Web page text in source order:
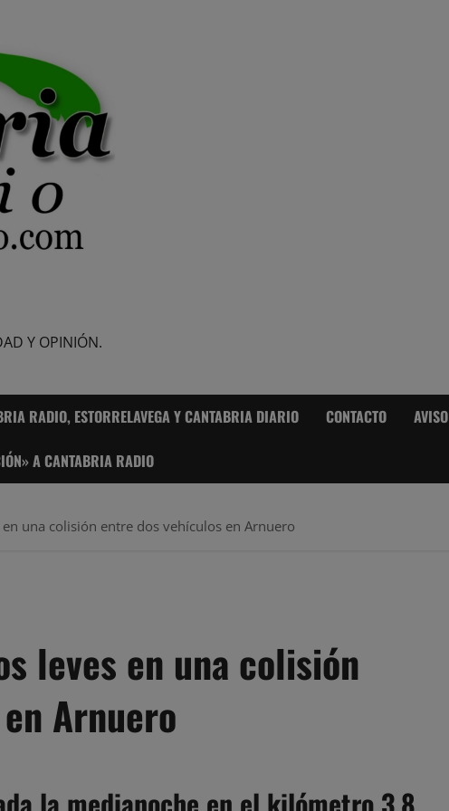
Y OPINIÓN.
RADIO, ESTORRELAVEGA Y CANTABRIA DIARIO CONTACTO
A CANTABRIA RADIO
una colisión entre dos vehículos en Arnuero
leves en una colisión
Arnuero